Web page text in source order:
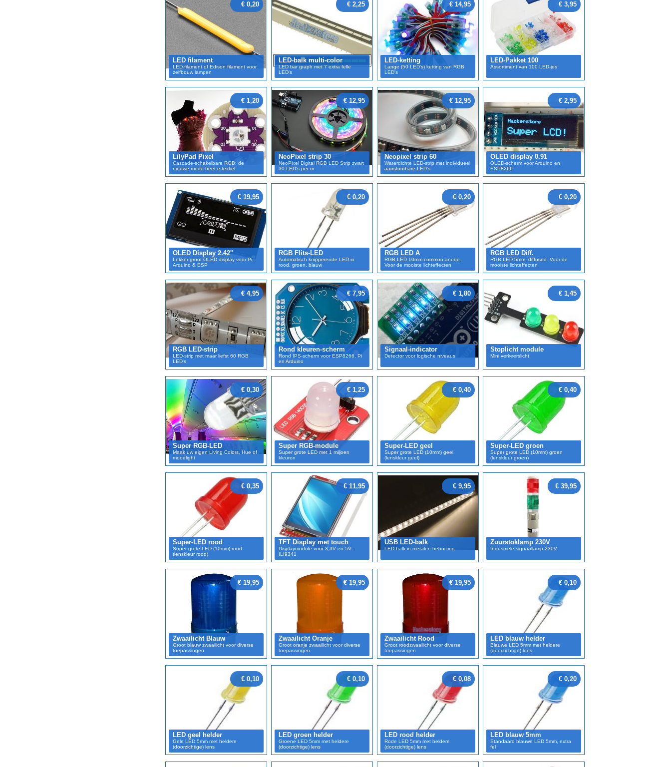
€ 0,20
LED filament
LED-filament of Edison filament voor
zelfbouw lampen
€ 2,25
LED-balk multi-color
LED bar graph met 7 extra felle
LED's
€ 14,95
LED-ketting
Lange (50 LED's) ketting van RGB
LED's
€ 3,95
LED-Pakket 100
Assortiment van 100 LED-jes
€ 1,20
LilyPad Pixel
Cascade-schakelbare RGB: de
nieuwe mode heet e-textiel
€ 12,95
NeoPixel strip 30
NeoPixel Digital RGB LED Strip zwart
30 LED's per m
€ 12,95
Neopixel strip 60
Waterdichte LED-strip met individueel
aanstuurbare LED's
€ 2,95
OLED display 0.91
OLED-scherm voor Arduino en
ESP8266
€ 19,95
OLED Display 2.42''
Lekker groot OLED display voor Pi,
Arduino & ESP
€ 0,20
RGB Flits-LED
Automatisch knipperende LED in
rood, groen, blauw
€ 0,20
RGB LED A
RGB LED 10mm common anode.
Voor de mooiste lichteffecten
€ 0,20
RGB LED Diff.
RGB LED 5mm, diffused. Voor de
mooiste lichteffecten
€ 4,95
RGB LED-strip
LED-strip met maar liefst 60 RGB
LED's
€ 7,95
Rond kleuren-scherm
Rond IPS-scherm voor ESP8266, Pi
en Arduino
€ 1,80
Signaal-indicator
Detector voor logische niveaus
€ 1,45
Stoplicht module
Mini verkeerslicht
€ 0,30
Super RGB-LED
Maak uw eigen Living Colors, Hue of
moodlight
€ 1,25
Super RGB-module
Super grote LED met 1 miljoen
kleuren
€ 0,40
Super-LED geel
Super grote LED (10mm) geel
(lenskleur geel)
€ 0,40
Super-LED groen
Super grote LED (10mm) groen
(lenskleur groen)
€ 0,35
Super-LED rood
Super grote LED (10mm) rood
(lenskleur rood)
€ 11,95
TFT Display met touch
Displaymodule voor 3,3V en 5V -
ILI9341
€ 9,95
USB LED-balk
LED-balk in metalen behuizing
€ 39,95
Zuurstoklamp 230V
Industriële signaallamp 230V
€ 19,95
Zwaailicht Blauw
Groot blauw zwaailicht voor diverse
toepassingen
€ 19,95
Zwaailicht Oranje
Groot oranje zwaailicht voor diverse
toepassingen
€ 19,95
Zwaailicht Rood
Groot roodzwaailicht voor diverse
toepassingen
€ 0,10
LED blauw helder
Blauwe LED 5mm met heldere
(doorzichtige) lens
€ 0,10
LED geel helder
Gele LED 5mm met heldere
(doorzichtige) lens
€ 0,10
LED groen helder
Groene LED 5mm met heldere
(doorzichtige) lens
€ 0,08
LED rood helder
Rode LED 5mm met heldere
(doorzichtige) lens
€ 0,20
LED blauw 5mm
Standaard blauwe LED 5mm, extra
fel